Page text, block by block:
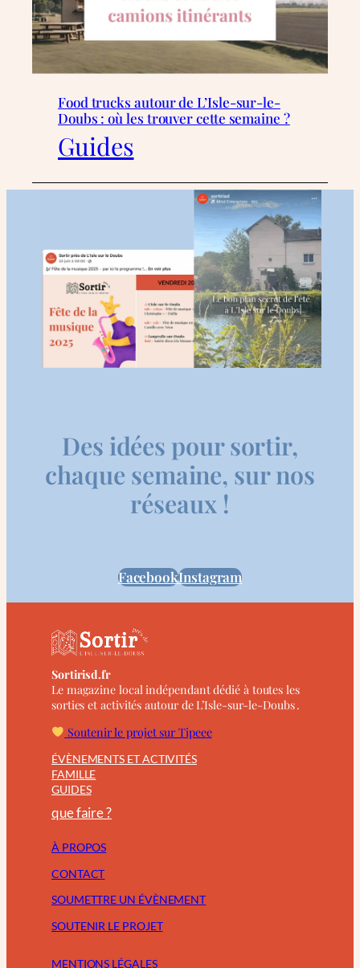
Food trucks autour de L’Isle-sur-le-
Doubs : où les trouver cette semaine ?
Guides
Des idées pour sortir,
chaque semaine, sur nos
réseaux !
FacebookInstagram
Sortirisd.fr
Le magazine local indépendant dédié à toutes les
sorties et activités autour de L’Isle-sur-le-Doubs .
Soutenir le projet sur Tipeee
ÉVÈNEMENTS ET ACTIVITÉS
FAMILLE
GUIDES
que faire ?
À PROPOS
CONTACT
SOUMETTRE UN ÉVÈNEMENT
SOUTENIR LE PROJET
MENTIONS LÉGALES